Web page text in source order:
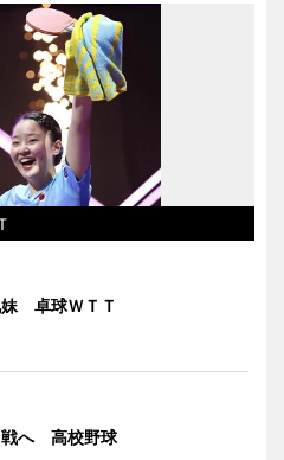
卓球ＷＴＴ
戦へ 高校野球